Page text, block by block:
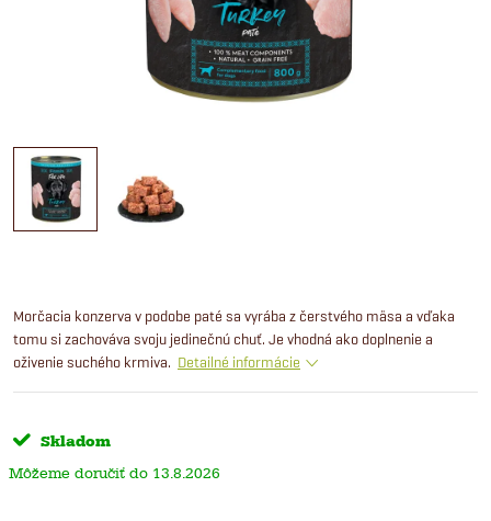
Morčacia konzerva v podobe paté sa vyrába z čerstvého mäsa a vďaka
tomu si zachováva svoju jedinečnú chuť. Je vhodná ako doplnenie a
oživenie suchého krmiva. Detailné informácie
Skladom
13.8.2026